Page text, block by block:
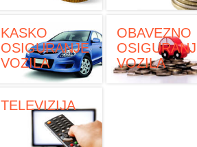
KASKO
OSIGURANJE
VOZILA
OBAVEZNO
VOZILA
TELEVIZIJA